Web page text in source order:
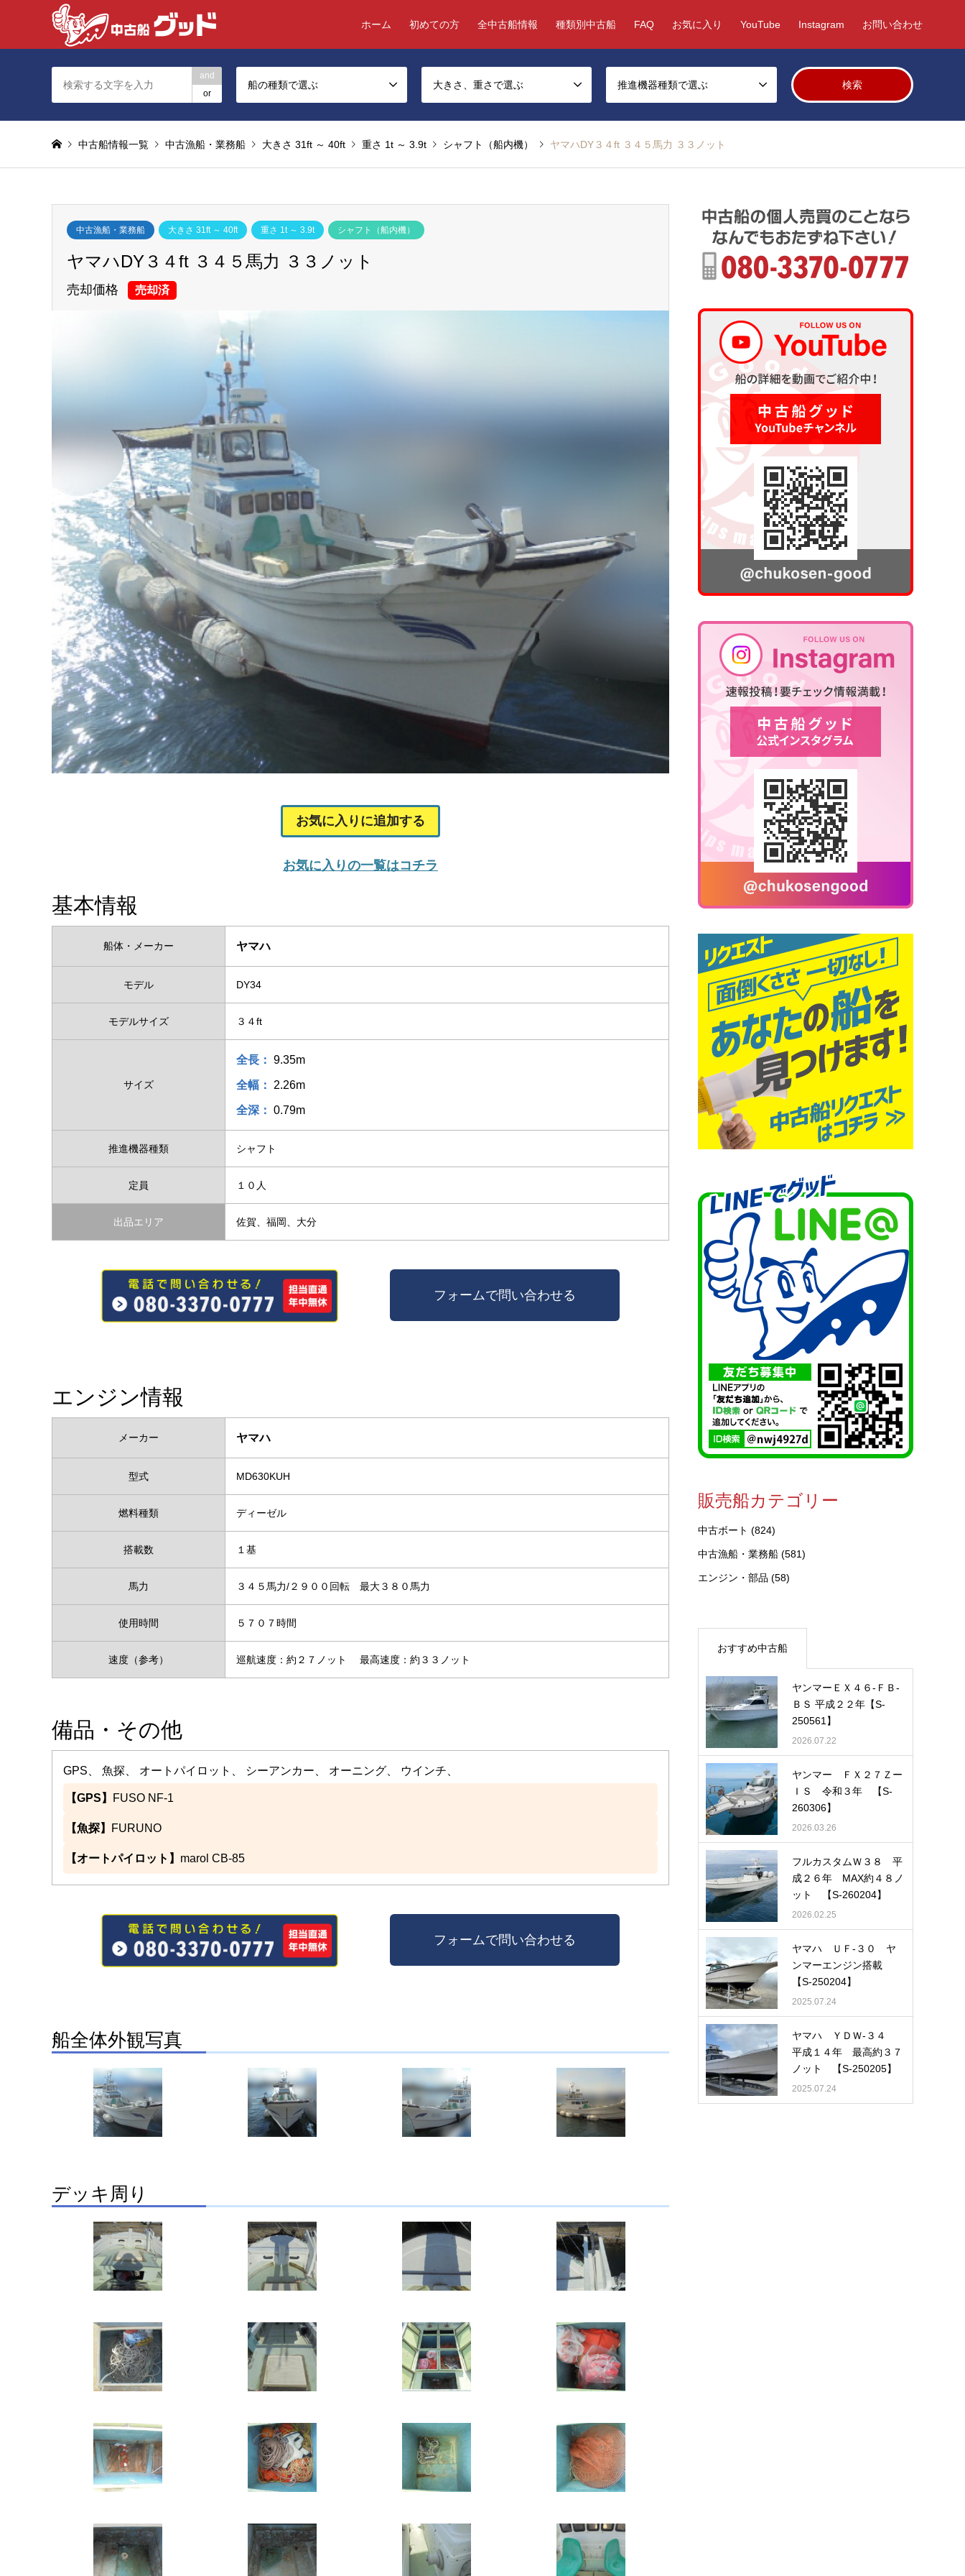
ホーム 初めての方 全中古船情報 種類別中古船 FAQ お気に入り YouTube Instagram お問い合わせ
and
or
船の種類で選ぶ 大きさ、重さで選ぶ 推進機器種類で選ぶ
中古船情報一覧 中古漁船・業務船 大きさ 31ft ～ 40ft 重さ 1t ～ 3.9t シャフト（船内機） ヤマハDY３４ft ３４５馬力 ３３ノット
中古漁船・業務船 大きさ 31ft ～ 40ft 重さ 1t ～ 3.9t シャフト（船内機）
ヤマハDY３４ft ３４５馬力 ３３ノット
売却価格 売却済
お気に入りに追加する
お気に入りの一覧はコチラ
基本情報
船体・メーカー ヤマハ
モデル DY34
モデルサイズ ３４ft
サイズ
全長： 9.35m
全幅： 2.26m
全深： 0.79m
推進機器種類 シャフト
定員 １０人
出品エリア 佐賀、福岡、大分
エンジン情報
メーカー ヤマハ
型式 MD630KUH
燃料種類 ディーゼル
搭載数 １基
馬力 ３４５馬力/２９００回転 最大３８０馬力
使用時間 ５７０７時間
速度（参考） 巡航速度：約２７ノット 最高速度：約３３ノット
備品・その他
GPS、 魚探、 オートパイロット、 シーアンカー、 オーニング、 ウインチ、
【GPS】 FUSO NF-1
【魚探】 FURUNO
【オートパイロット】 marol CB-85
船全体外観写真
デッキ周り
販売船カテゴリー
中古ボート (824)
中古漁船・業務船 (581)
エンジン・部品 (58)
おすすめ中古船
ヤンマーＥＸ４６-ＦＢ-
ＢＳ 平成２２年【S-
250561】
2026.07.22
ヤンマー ＦＸ２７Ｚー
ＩＳ 令和３年 【S-
260306】
2026.03.26
フルカスタムＷ３８ 平
成２６年 MAX約４８ノ
ット 【S-260204】
2026.02.25
ヤマハ ＵＦ-３０ ヤ
ンマーエンジン搭載
【S-250204】
2025.07.24
ヤマハ ＹＤＷ-３４
平成１４年 最高約３７
ノット 【S-250205】
2025.07.24